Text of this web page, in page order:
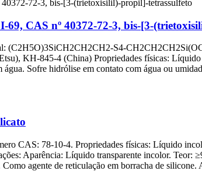
CAS nº 40372-72-3, bis-[3-
(C2H5O)3SiCH2CH2CH2-S4-
KH-845-4 (China) Propriedades físicas: Líquido
Sofre hidrólise em contato com água ou
CAS: 78-10-4. Propriedades físicas: Líquido
Aparência: Líquido transparente incolor. Teor:
agente de reticulação em borracha de